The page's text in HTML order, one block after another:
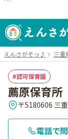
えんさがそっ♪ 三重
認可保育園
薦原保育所
〒5180606 三
電話で